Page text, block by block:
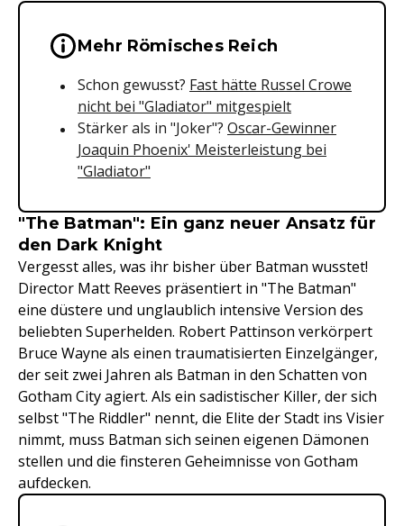
Wichtige Hinweise &
Mehr Römisches Reich
Schon gewusst? Fast hätte Russel Crowe
nicht bei "Gladiator" mitgespielt
Stärker als in "Joker"? Oscar-Gewinner
Joaquin Phoenix' Meisterleistung bei
"Gladiator"
"The Batman": Ein ganz neuer Ansatz für
den Dark Knight
Vergesst alles, was ihr bisher über Batman wusstet!
Director Matt Reeves präsentiert in "The Batman"
eine düstere und unglaublich intensive Version des
beliebten Superhelden. Robert Pattinson verkörpert
Bruce Wayne als einen traumatisierten Einzelgänger,
der seit zwei Jahren als Batman in den Schatten von
Gotham City agiert. Als ein sadistischer Killer, der sich
selbst "The Riddler" nennt, die Elite der Stadt ins Visier
nimmt, muss Batman sich seinen eigenen Dämonen
stellen und die finsteren Geheimnisse von Gotham
aufdecken.